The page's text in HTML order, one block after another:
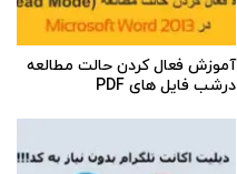
آموزش فعال کردن حالت مطالعه
درشب فایل های PDF